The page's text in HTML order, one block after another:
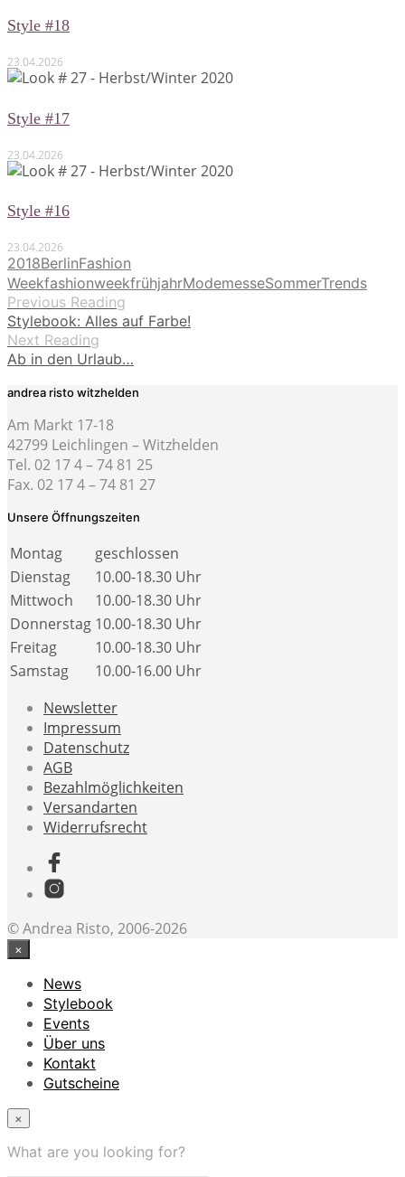
Style #18
23.04.2026
Style #17
23.04.2026
Style #16
23.04.2026
2018BerlinFashion
WeekfashionweekfrühjahrModemesseSommerTrends
Previous Reading
Stylebook: Alles auf Farbe!
Next Reading
Ab in den Urlaub…
andrea risto witzhelden
Am Markt 17-18
42799 Leichlingen – Witzhelden
Tel. 02 17 4 – 74 81 25
Fax. 02 17 4 – 74 81 27
Unsere Öffnungszeiten
Montag
geschlossen
Dienstag
10.00-18.30 Uhr
Mittwoch
10.00-18.30 Uhr
Donnerstag 10.00-18.30 Uhr
Freitag
10.00-18.30 Uhr
Samstag
10.00-16.00 Uhr
Newsletter
Impressum
Datenschutz
AGB
Bezahlmöglichkeiten
Versandarten
Widerrufsrecht
© Andrea Risto, 2006-2026
×
News
Stylebook
Events
Über uns
Kontakt
Gutscheine
×
What are you looking for?